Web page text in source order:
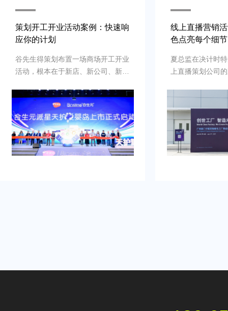
策划开工开业活动案例：快速响
应你的计划
谷先生得策划布置一场商场开工开业
活动，根本在于新店、新公司、新品
并营造良好的品牌形象。再者得做
到：增加曝光度，吸引目标消费群
体，提高知名度，通过活动推动初期
销售。可是鉴于不具备充足的渠道和
资源进行大规模的市场推广。需要专
业的策划和执行来吸引目标人群，创
线上直播营销
色点亮每个细节
夏总监在决计时
上直播策划公司
畅、观众参与符
有担心策划公司
经验不足，影响
需得慎重决计。